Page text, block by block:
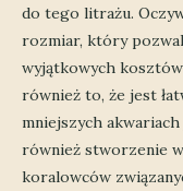
do tego litrażu.
rozmiar, który
wyjątkowych
również to, że jest
mniejszych
również stworzenie
koralowców